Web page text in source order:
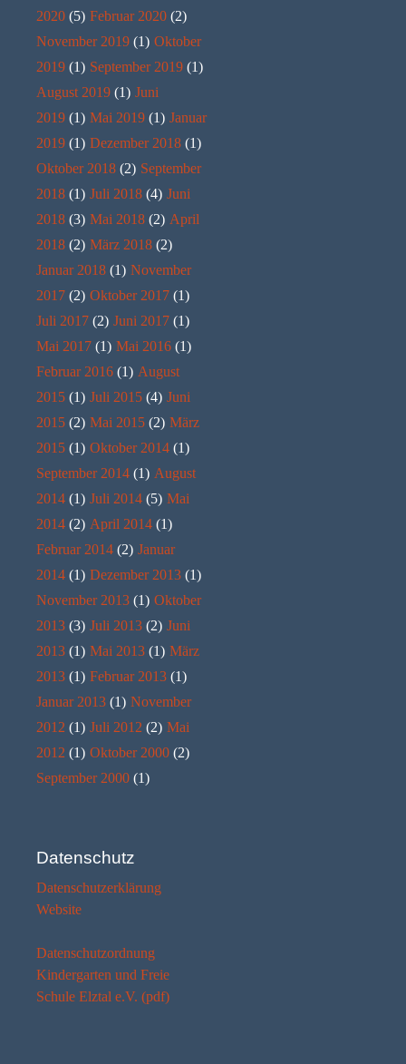
2020 (5) Februar 2020 (2)
November 2019 (1) Oktober
2019 (1) September 2019 (1)
August 2019 (1) Juni
2019 (1) Mai 2019 (1) Januar
2019 (1) Dezember 2018 (1)
Oktober 2018 (2) September
2018 (1) Juli 2018 (4) Juni
2018 (3) Mai 2018 (2) April
2018 (2) März 2018 (2)
Januar 2018 (1) November
2017 (2) Oktober 2017 (1)
Juli 2017 (2) Juni 2017 (1)
Mai 2017 (1) Mai 2016 (1)
Februar 2016 (1) August
2015 (1) Juli 2015 (4) Juni
2015 (2) Mai 2015 (2) März
2015 (1) Oktober 2014 (1)
September 2014 (1) August
2014 (1) Juli 2014 (5) Mai
2014 (2) April 2014 (1)
Februar 2014 (2) Januar
2014 (1) Dezember 2013 (1)
November 2013 (1) Oktober
2013 (3) Juli 2013 (2) Juni
2013 (1) Mai 2013 (1) März
2013 (1) Februar 2013 (1)
Januar 2013 (1) November
2012 (1) Juli 2012 (2) Mai
2012 (1) Oktober 2000 (2)
September 2000 (1)
Datenschutz
Datenschutzerklärung
Website
Datenschutzordnung
Kindergarten und Freie
Schule Elztal e.V. (pdf)